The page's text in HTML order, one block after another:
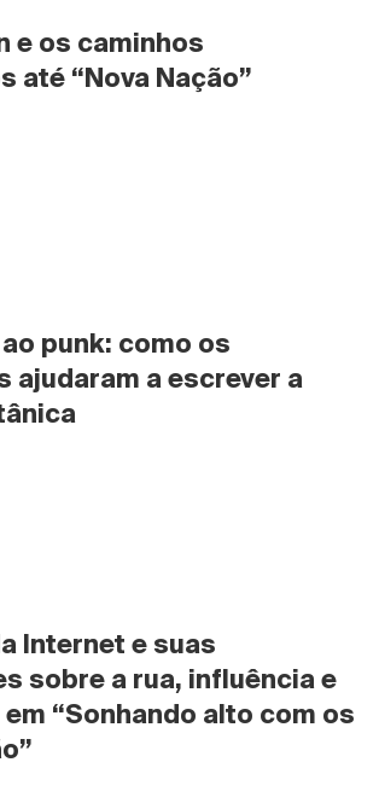
e os caminhos
até “Nova Nação”
punk: como os
ajudaram a escrever a
Internet e suas
sobre a rua, influência e
“Sonhando alto com os